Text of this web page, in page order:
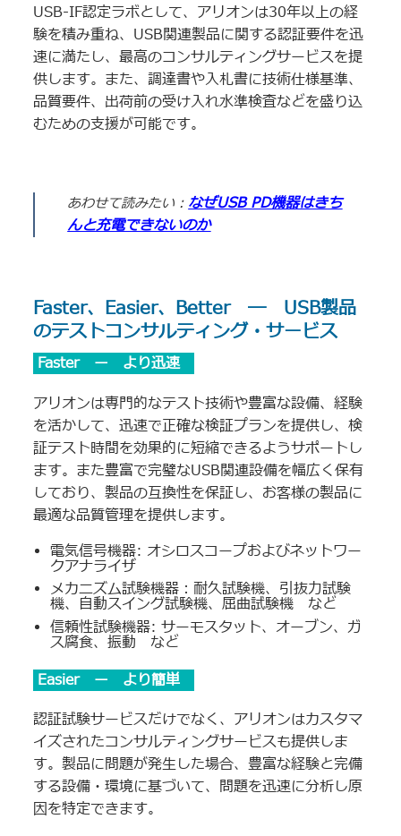
USB-IF認定ラボとして、アリオンは30年以上の経
験を積み重ね、USB関連製品に関する認証要件を迅
速に満たし、最高のコンサルティングサービスを提
供します。また、調達書や入札書に技術仕様基準、
品質要件、出荷前の受け入れ水準検査などを盛り込
むための支援が可能です。
あわせて読みたい： なぜUSB PD機器はきち
んと充電できないのか
Faster、Easier、Better ― USB製品
のテストコンサルティング・サービス
Faster ー より迅速
アリオンは専門的なテスト技術や豊富な設備、経験
を活かして、迅速で正確な検証プランを提供し、検
証テスト時間を効果的に短縮できるようサポートし
ます。また豊富で完璧なUSB関連設備を幅広く保有
しており、製品の互換性を保証し、お客様の製品に
最適な品質管理を提供します。
電気信号機器: オシロスコープおよびネットワー
クアナライザ
メカニズム試験機器：耐久試験機、引抜力試験
機、自動スイング試験機、屈曲試験機 など
信頼性試験機器: サーモスタット、オーブン、ガ
ス腐食、振動 など
Easier ー より簡単
認証試験サービスだけでなく、アリオンはカスタマ
イズされたコンサルティングサービスも提供しま
す。製品に問題が発生した場合、豊富な経験と完備
する設備・環境に基づいて、問題を迅速に分析し原
因を特定できます。